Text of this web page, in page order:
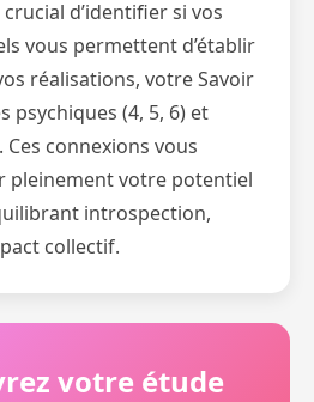
d’identifier si vos
vous permettent d’établir
réalisations, votre Savoir
psychiques (4, 5, 6) et
Ces connexions vous
pleinement votre potentiel
introspection,
collectif.
votre étude